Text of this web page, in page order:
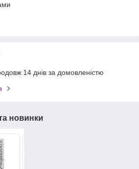
14 днів за домовленістю
новинки